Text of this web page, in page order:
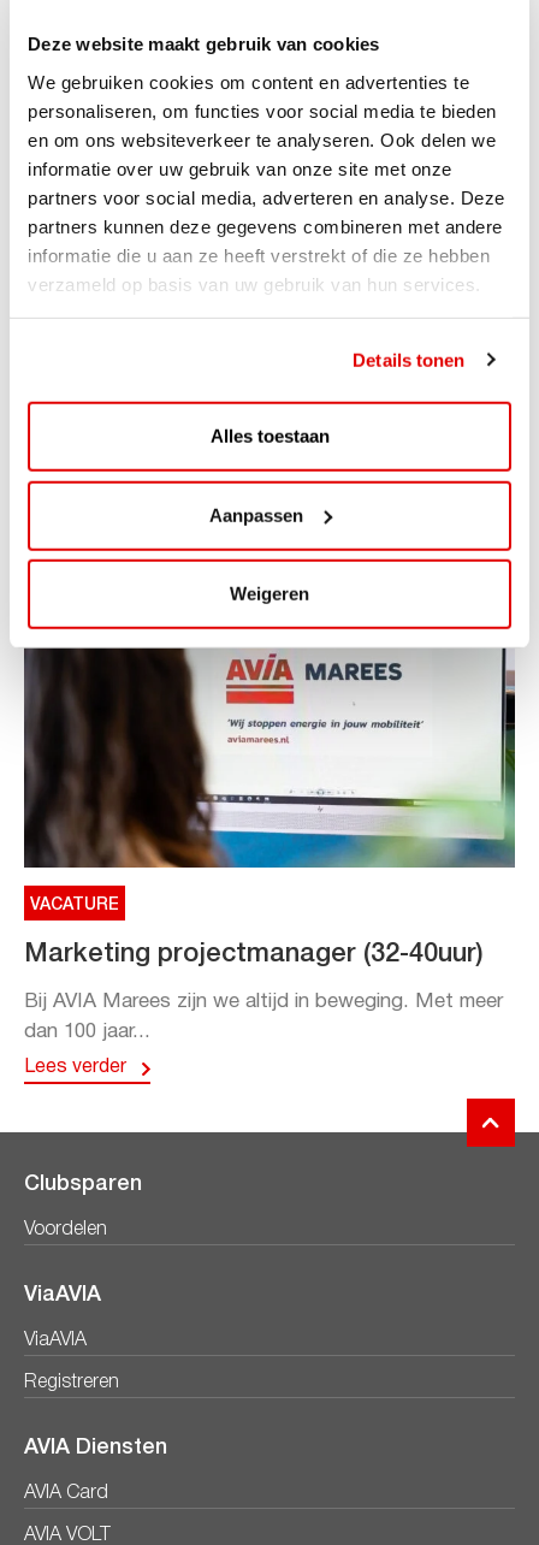
Deze website maakt gebruik van cookies
We gebruiken cookies om content en advertenties te
personaliseren, om functies voor social media te bieden
en om ons websiteverkeer te analyseren. Ook delen we
informatie over uw gebruik van onze site met onze
partners voor social media, adverteren en analyse. Deze
partners kunnen deze gegevens combineren met andere
informatie die u aan ze heeft verstrekt of die ze hebben
verzameld op basis van uw gebruik van hun services.
Details tonen
Alles toestaan
Aanpassen
Weigeren
ViaLuxury Hotels
Toe aan een ontspannen nachtje...
VACATURE
Marketing projectmanager (32-40uur)
Bij AVIA Marees zijn we altijd in beweging. Met meer
dan 100 jaar...
Lees verder
Clubsparen
Voordelen
ViaAVIA
ViaAVIA
Registreren
AVIA Diensten
AVIA Card
AVIA VOLT